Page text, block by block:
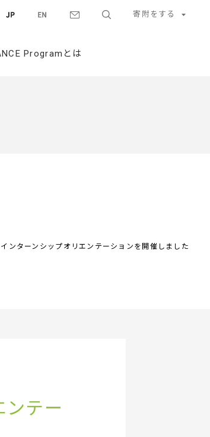
寄附をする
Programとは
ンターンシップオリエンテーションを開催しました
ンテー